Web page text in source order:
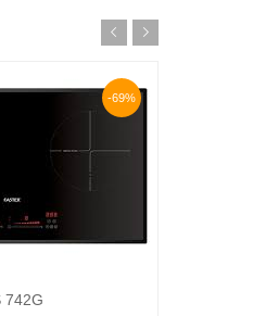
-69%
vào giỏ hàng
742G